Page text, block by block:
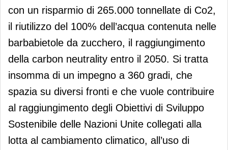
con un risparmio di 265.000 tonnellate di Co2,
il riutilizzo del 100% dell’acqua contenuta nelle
barbabietole da zucchero, il raggiungimento
della carbon neutrality entro il 2050. Si tratta
insomma di un impegno a 360 gradi, che
spazia su diversi fronti e che vuole contribuire
al raggiungimento degli Obiettivi di Sviluppo
Sostenibile delle Nazioni Unite collegati alla
lotta al cambiamento climatico, all’uso di